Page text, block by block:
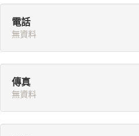
電話
無資料
傳真
無資料